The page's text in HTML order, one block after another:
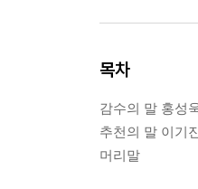
목차
감수의 말 홍성
추천의 말 이기
머리말